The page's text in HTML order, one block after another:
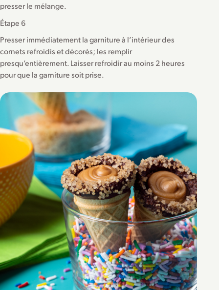
presser le mélange.
Étape 6
Presser immédiatement la garniture à l’intérieur des
cornets refroidis et décorés; les remplir
presqu’entièrement. Laisser refroidir au moins 2 heures
pour que la garniture soit prise.